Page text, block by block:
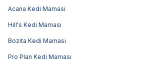
Acana Kedi Maması
Hill's Kedi Maması
Bozita Kedi Maması
Pro Plan Kedi Maması